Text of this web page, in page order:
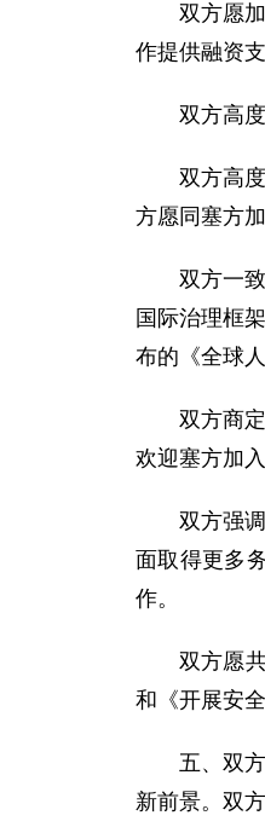
双方愿
作提供融资
双方高
双方高
方愿同塞方
双方一
国际治理框
布的《全球
双方商
欢迎塞方加
双方强
面取得更多
作。
双方愿
和《开展安
五、双
新前景。双